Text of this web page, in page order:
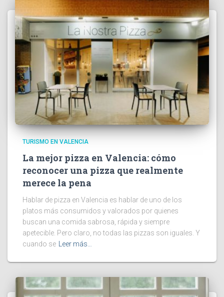
TURISMO EN VALENCIA
La mejor pizza en Valencia: cómo
reconocer una pizza que realmente
merece la pena
Hablar de pizza en Valencia es hablar de uno de los
platos más consumidos y valorados por quienes
buscan una comida sabrosa, rápida y siempre
apetecible. Pero claro, no todas las pizzas son iguales. Y
cuando se
Leer más…